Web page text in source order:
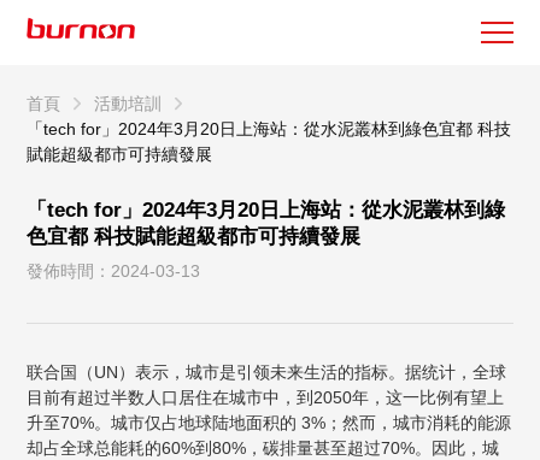
首頁
活動培訓
「tech for」2024年3月20日上海站：從水泥叢林到綠色宜都 科技
賦能超級都市可持續發展
「tech for」2024年3月20日上海站：從水泥叢林到綠
色宜都 科技賦能超級都市可持續發展
發佈時間：2024-03-13
联合国（UN）表示，城市是引领未来生活的指标。据统计，全球
目前有超过半数人口居住在城市中，到2050年，这一比例有望上
升至70%。城市仅占地球陆地面积的 3%；然而，城市消耗的能源
却占全球总能耗的60%到80%，碳排量甚至超过70%。因此，城